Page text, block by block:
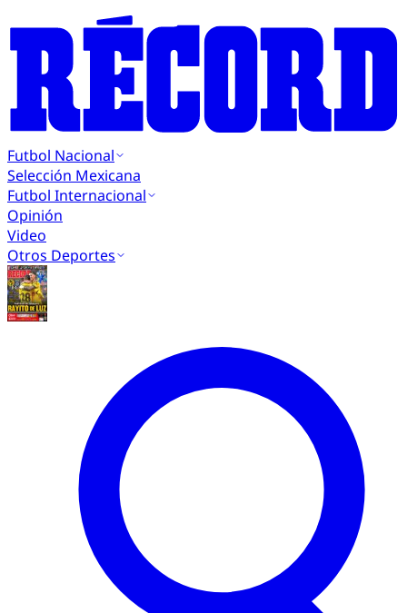
Futbol Nacional
Selección Mexicana
Futbol Internacional
Opinión
Video
Otros Deportes